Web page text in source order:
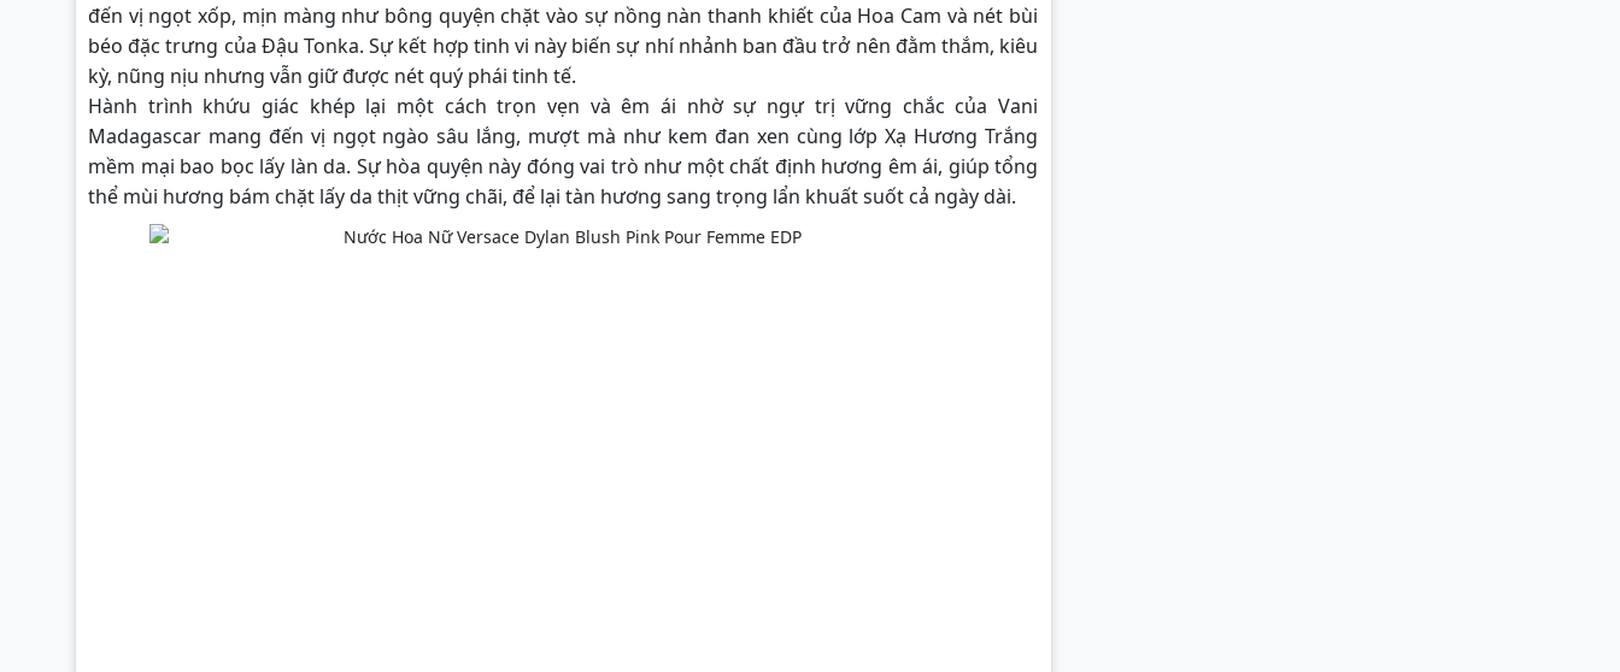
đến vị ngọt xốp, mịn màng như bông quyện chặt vào sự nồng nàn thanh khiết của Hoa Cam và nét bùi
béo đặc trưng của Đậu Tonka. Sự kết hợp tinh vi này biến sự nhí nhảnh ban đầu trở nên đằm thắm, kiêu
kỳ, nũng nịu nhưng vẫn giữ được nét quý phái tinh tế.
Hành trình khứu giác khép lại một cách trọn vẹn và êm ái nhờ sự ngự trị vững chắc của Vani
Madagascar mang đến vị ngọt ngào sâu lắng, mượt mà như kem đan xen cùng lớp Xạ Hương Trắng
mềm mại bao bọc lấy làn da. Sự hòa quyện này đóng vai trò như một chất định hương êm ái, giúp tổng
thể mùi hương bám chặt lấy da thịt vững chãi, để lại tàn hương sang trọng lẩn khuất suốt cả ngày dài.